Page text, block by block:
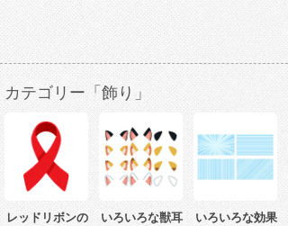
カテゴリー「飾り」
レッドリボンの
いろいろな獣耳
いろいろな効果